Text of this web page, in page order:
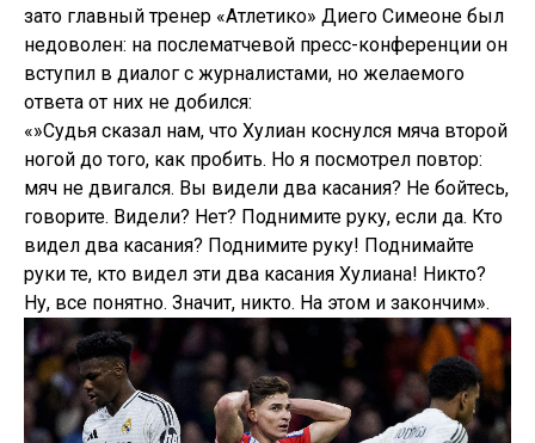
зато главный тренер «Атлетико» Диего Симеоне был
недоволен: на послематчевой пресс-конференции он
вступил в диалог с журналистами, но желаемого
ответа от них не добился:
«»Судья сказал нам, что Хулиан коснулся мяча второй
ногой до того, как пробить. Но я посмотрел повтор:
мяч не двигался. Вы видели два касания? Не бойтесь,
говорите. Видели? Нет? Поднимите руку, если да. Кто
видел два касания? Поднимите руку! Поднимайте
руки те, кто видел эти два касания Хулиана! Никто?
Ну, все понятно. Значит, никто. На этом и закончим».